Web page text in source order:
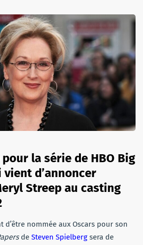
la série de HBO Big
d’annoncer
Streep au casting
d’être nommée aux Oscars pour son
de Steven Spielberg sera de